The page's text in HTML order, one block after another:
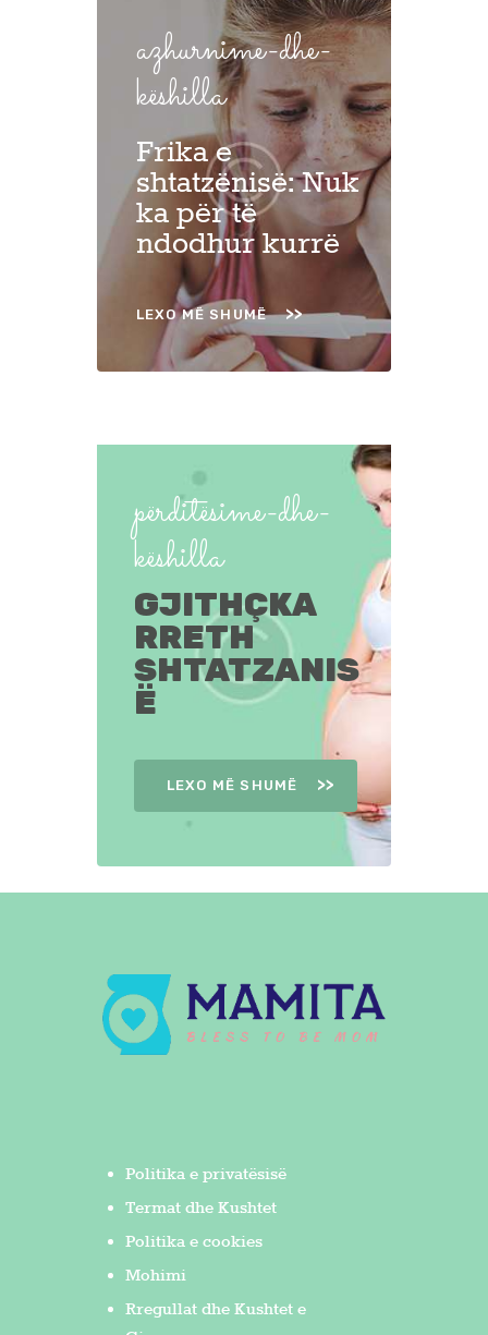
azhurnime-dhe-
këshilla
Frika e
shtatzënisë: Nuk
ka për të
ndodhur kurrë
LEXO MË SHUMË
përditësime-dhe-
këshilla
GJITHÇKA
RRETH
SHTATZANIS
Ë
LEXO MË SHUMË
Politika e privatësisë
Termat dhe Kushtet
Politika e cookies
Mohimi
Rregullat dhe Kushtet e